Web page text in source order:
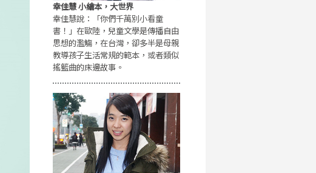
幸佳慧 小繪本，大世界
幸佳慧說：「你們千萬別小看童
書！」在歐陸，兒童文學是傳播自由
思想的濫觴，在台灣，卻多半是母親
教導孩子生活常規的範本，或者類似
搖籃曲的床邊故事。